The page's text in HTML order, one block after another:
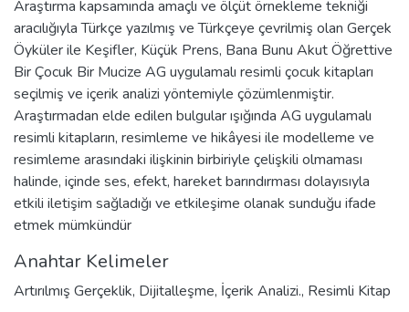
Araştırma kapsamında amaçlı ve ölçüt örnekleme tekniği
aracılığıyla Türkçe yazılmış ve Türkçeye çevrilmiş olan Gerçek
Öyküler ile Keşifler, Küçük Prens, Bana Bunu Akut Öğrettive
Bir Çocuk Bir Mucize AG uygulamalı resimli çocuk kitapları
seçilmiş ve içerik analizi yöntemiyle çözümlenmiştir.
Araştırmadan elde edilen bulgular ışığında AG uygulamalı
resimli kitapların, resimleme ve hikâyesi ile modelleme ve
resimleme arasındaki ilişkinin birbiriyle çelişkili olmaması
halinde, içinde ses, efekt, hareket barındırması dolayısıyla
etkili iletişim sağladığı ve etkileşime olanak sunduğu ifade
etmek mümkündür
Anahtar Kelimeler
Artırılmış Gerçeklik, Dijitalleşme, İçerik Analizi., Resimli Kitap